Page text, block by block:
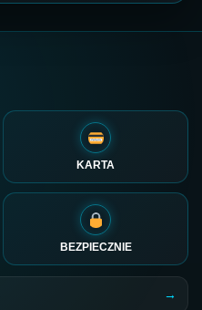
KARTA
BEZPIECZNIE